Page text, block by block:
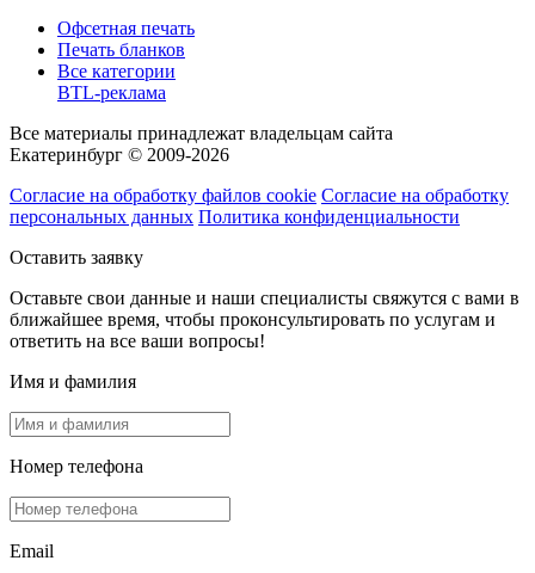
Офсетная печать
Печать бланков
Все категории
BTL-реклама
Все материалы принадлежат владельцам сайта
Екатеринбург © 2009-2026
Согласие на обработку файлов cookie Согласие на обработку
персональных данных Политика конфиденциальности
Оставить заявку
Оставьте свои данные и наши специалисты свяжутся с вами в
ближайшее время, чтобы проконсультировать по услугам и
ответить на все ваши вопросы!
Имя и фамилия
Номер телефона
Email